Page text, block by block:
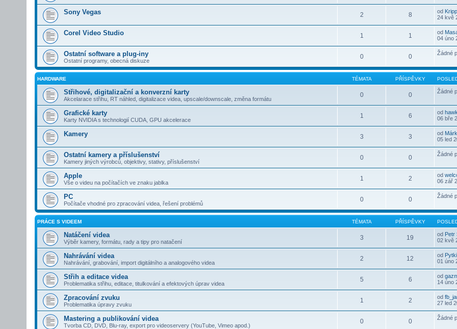
Sony Vegas 2 8 od Kripp
24 kvě
Corel Video Studio 1 1 od
04 úno
Ostatní software a plug-iny
Ostatní programy, obecná diskuze
0 0 Žádné
HARDWARE TÉMATA PŘÍSPĚVKY
Střihové, digitalizační a konverzní karty
Akcelarace střihu, RT náhled, digitalizace videa, upscale/downscale, změna formátu
0 0 Žádné
Grafické karty
Karty NVIDIA s technologií CUDA, GPU akcelerace
1 6 od
06 bře
Kamery 3 3 od
05 led
Ostatní kamery a příslušenství
Kamery jiných výrobců, objektivy, stativy, příslušenství
0 0 Žádné
Apple
Vše o videu na počítačích ve znaku jablka
1 2 od
06 zář
PC
Počítače vhodné pro zpracování videa, řešení problémů
0 0 Žádné
PRÁCE S VIDEEM TÉMATA PŘÍSPĚVKY
Natáčení videa
Výběr kamery, formátu, rady a tipy pro natačení
3 19 od Petr
02 kvě
Nahrávání videa
Nahrávání, grabování, import digitálního a analogového videa
2 12 od
01 úno
Střih a editace videa
Problematika střihu, editace, titulkování a efektových úprav videa
5 6 od
14 úno
Zpracování zvuku
Problematika úpravy zvuku
1 2 od
27 led
Mastering a publikování videa
Tvorba CD, DVD, Blu-ray, export pro videoservery (YouTube, Vimeo apod.)
0 0 Žádné